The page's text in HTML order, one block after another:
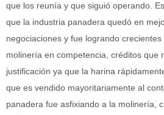
que los reunía y que siguió operando.
que la industria panadera quedó en
negociaciones y fue logrando
molinería en competencia, créditos que
justificación ya que la harina
que es vendido mayoritariamente al
panadera fue asfixiando a la molinería,